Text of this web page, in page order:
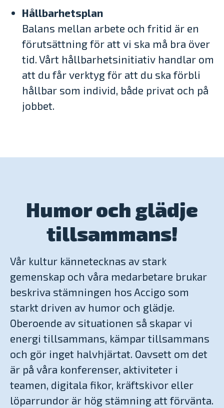
Hållbarhetsplan
Balans mellan arbete och fritid är en
förutsättning för att vi ska må bra över
tid. Vårt hållbarhetsinitiativ handlar om
att du får verktyg för att du ska förbli
hållbar som individ, både privat och på
jobbet.
Humor och glädje
tillsammans!
Vår kultur kännetecknas av stark
gemenskap och våra medarbetare brukar
beskriva stämningen hos Accigo som
starkt driven av humor och glädje.
Oberoende av situationen så skapar vi
energi tillsammans, kämpar tillsammans
och gör inget halvhjärtat. Oavsett om det
är på våra konferenser, aktiviteter i
teamen, digitala fikor, kräftskivor eller
löparrundor är hög stämning att förvänta.